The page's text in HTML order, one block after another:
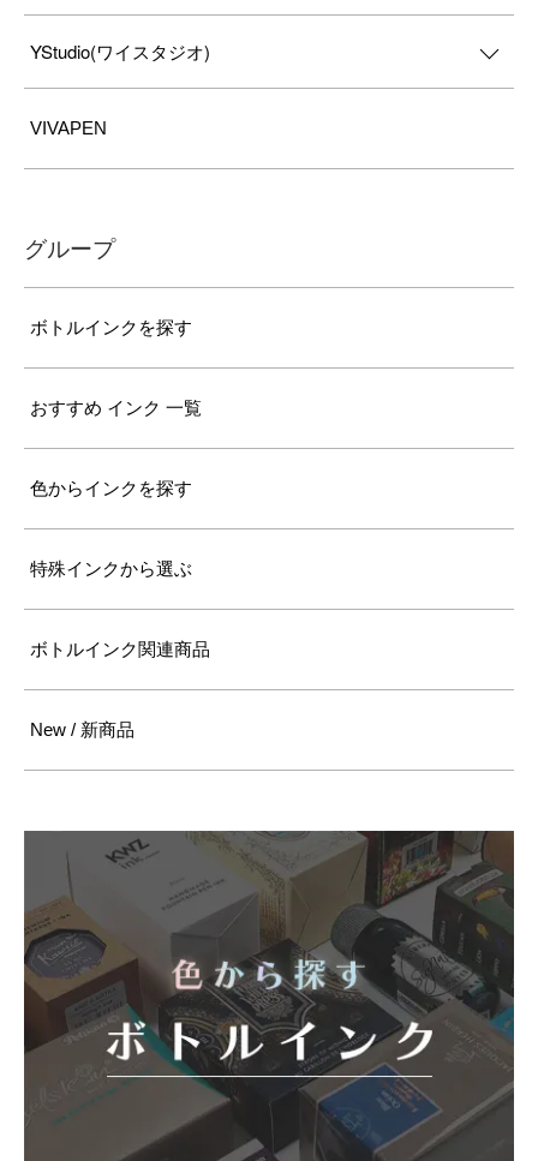
YStudio(ワイスタジオ)
VIVAPEN
グループ
ボトルインクを探す
おすすめ インク 一覧
色からインクを探す
特殊インクから選ぶ
ボトルインク関連商品
New / 新商品